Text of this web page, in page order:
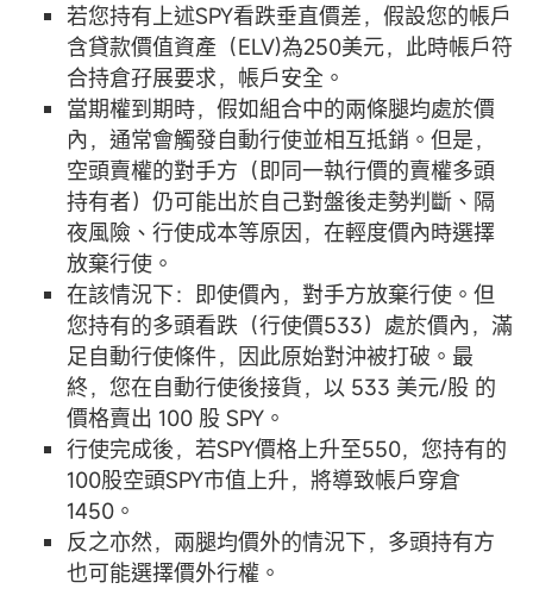
若您持有上述SPY看跌垂直價差，假設您的帳戶
含貸款價值資產（ELV)為250美元，此時帳戶符
合持倉孖展要求，帳戶安全。
當期權到期時，假如組合中的兩條腿均處於價
內，通常會觸發自動行使並相互抵銷。但是，
空頭賣權的對手方（即同一執行價的賣權多頭
持有者）仍可能出於自己對盤後走勢判斷、隔
夜風險、行使成本等原因，在輕度價內時選擇
放棄行使。
在該情況下：即使價內，對手方放棄行使。但
您持有的多頭看跌（行使價533）處於價內，滿
足自動行使條件，因此原始對沖被打破。最
終，您在自動行使後接貨，以 533 美元/股 的
價格賣出 100 股 SPY。
行使完成後，若SPY價格上升至550，您持有的
100股空頭SPY市值上升，將導致帳戶穿倉
1450。
反之亦然，兩腿均價外的情況下，多頭持有方
也可能選擇價外行權。